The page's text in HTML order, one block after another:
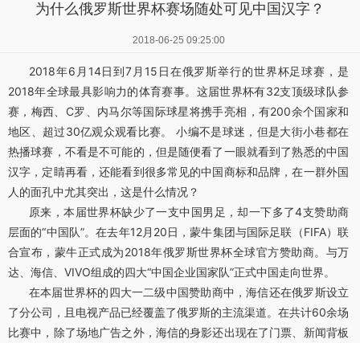
为什么俄罗斯世界杯赛场随处可见中国汉字？
2018-06-25 09:25:00
2018年6月14日到7月15日在俄罗斯举行的世界杯足球赛，是
2018年全球最具影响力的体育赛事。这届世界杯有32支顶级球队参
赛，梅西、C罗、内马尔等国际球星将携手亮相，有200余个国家和
地区、超过30亿观众观看比赛。 小编不是球迷，但是大街小巷都在
热播球赛，不看是不可能的，但是随便看了一眼就看到了熟悉的中国
汉字，定睛再看，还能看到很多常见的中国商标和品牌，在一群外国
人的面孔中尤其突出，这是什么情况？
原来，本届世界杯缺少了一支中国男足，却一下多了4支赞助商
层面的“中国队”。在去年12月20日，蒙牛集团与国际足联（FIFA）联
合宣布，蒙牛正式成为2018年俄罗斯世界杯全球官方赞助商。与万
达、海信、VIVO组成的四大“中国企业国家队”正式中国走向世界。
在本届世界杯的四大一二级中国赞助商中，海信还在俄罗斯设立
了分公司，且电视产品已经覆盖了俄罗斯的主流渠道。在共计60余场
比赛中，除了场地广告之外，海信的身影还出现在了门票、新闻背板